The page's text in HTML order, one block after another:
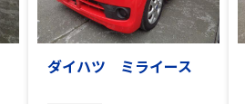
ダイハツ ミライース